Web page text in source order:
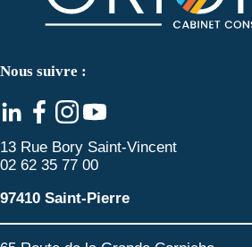
Nous suivre :
13 Rue Bory Saint-Vincent
02 62 35 77 00
97410 Saint-Pierre